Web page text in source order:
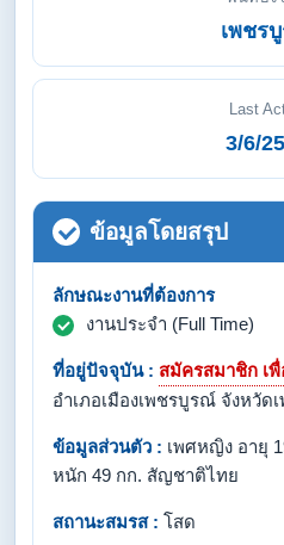
เพชร
Last
3/6/
ข้อมูลโดยสรุป
ลักษณะงานที่ต้องการ
งานประจำ (Full Time)
ที่อยู่ปัจจุบัน : สมัครสมาชิก เ
อำเภอเมืองเพชรบูรณ์ จังหวัด
ข้อมูลส่วนตัว : เพศหญิง อายุ
หนัก 49 กก. สัญชาติไทย
สถานะสมรส : โสด